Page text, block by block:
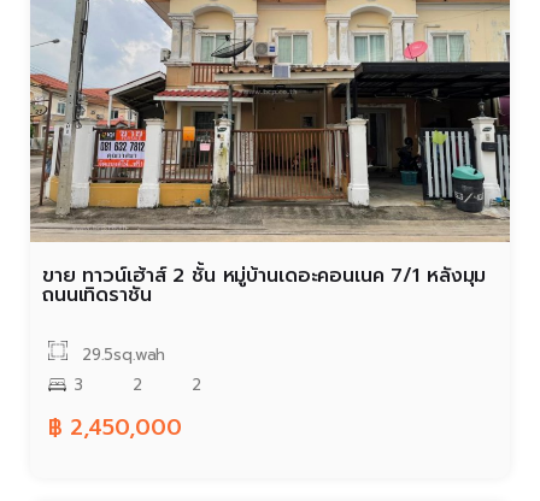
ขาย ทาวน์เฮ้าส์ 2 ชั้น หมู่บ้านเดอะคอนเนค 7/1 หลังมุม
ถนนเทิดราชัน
29.5sq.wah
3
2 2
฿ 2,450,000